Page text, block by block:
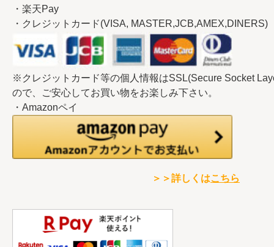
・楽天Pay
・クレジットカード(VISA, MASTER,JCB,AMEX,DINERS)
※クレジットカード等の個人情報はSSL(Secure Socket
ので、ご安心してお買い物をお楽しみ下さい。
・Amazonペイ
＞＞詳しくはこちら